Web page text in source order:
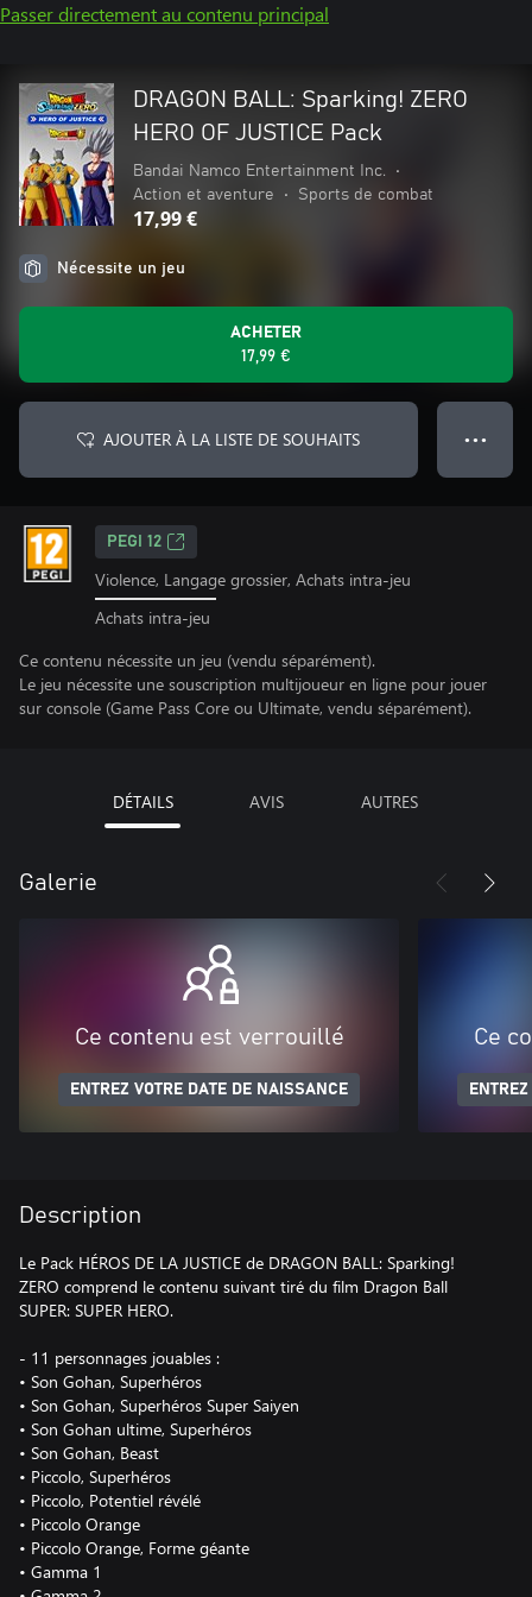
Passer directement au contenu principal
DRAGON BALL: Sparking! ZERO
HERO OF JUSTICE Pack
Bandai Namco Entertainment Inc.
•
Action et aventure
• Sports de combat
17,99 €
Nécessite un jeu
ACHETER
17,99 €
AJOUTER À LA LISTE DE SOUHAITS ● ● ●
PEGI 12
Violence, Langage grossier, Achats intra-jeu
Achats intra-jeu
Ce contenu nécessite un jeu (vendu séparément).
Le jeu nécessite une souscription multijoueur en ligne pour jouer
sur console (Game Pass Core ou Ultimate, vendu séparément).
DÉTAILS AVIS AUTRES
Galerie
Ce contenu est verrouillé
ENTREZ VOTRE DATE DE NAISSANCE
Ce
Description
Le Pack HÉROS DE LA JUSTICE de DRAGON BALL: Sparking!
ZERO comprend le contenu suivant tiré du film Dragon Ball
SUPER: SUPER HERO.
- 11 personnages jouables :
• Son Gohan, Superhéros
• Son Gohan, Superhéros Super Saiyen
• Son Gohan ultime, Superhéros
• Son Gohan, Beast
• Piccolo, Superhéros
• Piccolo, Potentiel révélé
• Piccolo Orange
• Piccolo Orange, Forme géante
• Gamma 1